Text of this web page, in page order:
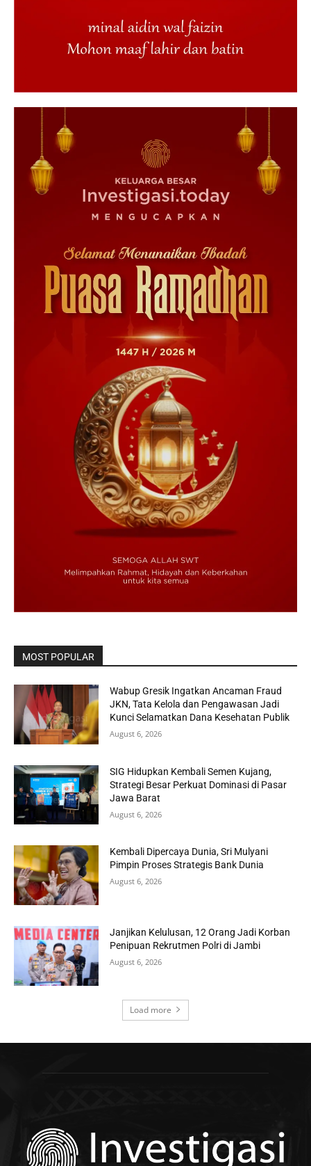
MOST POPULAR
Wabup Gresik Ingatkan Ancaman Fraud
JKN, Tata Kelola dan Pengawasan Jadi
Kunci Selamatkan Dana Kesehatan Publik
August 6, 2026
SIG Hidupkan Kembali Semen Kujang,
Strategi Besar Perkuat Dominasi di Pasar
Jawa Barat
August 6, 2026
Kembali Dipercaya Dunia, Sri Mulyani
Pimpin Proses Strategis Bank Dunia
August 6, 2026
Janjikan Kelulusan, 12 Orang Jadi Korban
Penipuan Rekrutmen Polri di Jambi
August 6, 2026
Load more